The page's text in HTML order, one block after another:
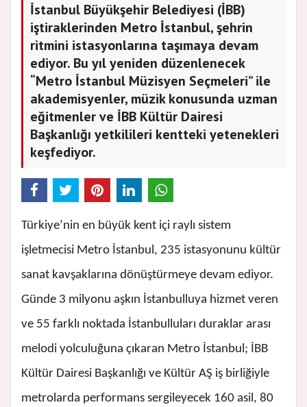
İstanbul Büyükşehir Belediyesi (İBB)
iştiraklerinden Metro İstanbul, şehrin
ritmini istasyonlarına taşımaya devam
ediyor. Bu yıl yeniden düzenlenecek
“Metro İstanbul Müzisyen Seçmeleri” ile
akademisyenler, müzik konusunda uzman
eğitmenler ve İBB Kültür Dairesi
Başkanlığı yetkilileri kentteki yetenekleri
keşfediyor.
Türkiye’nin en büyük kent içi raylı sistem
işletmecisi Metro İstanbul, 235 istasyonunu kültür
sanat kavşaklarına dönüştürmeye devam ediyor.
Günde 3 milyonu aşkın İstanbulluya hizmet veren
ve 55 farklı noktada İstanbulluları duraklar arası
melodi yolculuğuna çıkaran Metro İstanbul; İBB
Kültür Dairesi Başkanlığı ve Kültür AŞ iş birliğiyle
metrolarda performans sergileyecek 160 asil, 80